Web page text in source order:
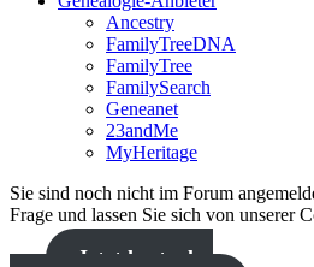
Ancestry
FamilyTreeDNA
FamilyTree
FamilySearch
Geneanet
23andMe
MyHeritage
Sie sind noch nicht im Forum
Frage und lassen Sie sich von unserer
Jetzt kostenlos